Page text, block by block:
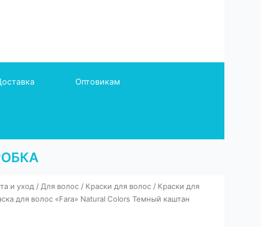
Оптовикам
и уход/ Для волос/ Краски для волос/ Краски для
для волос «Fara» Natural Colors Темный каштан